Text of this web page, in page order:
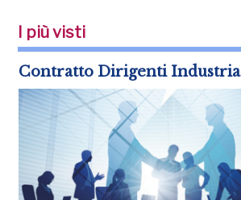
I più visti
Contratto Dirigenti Industria